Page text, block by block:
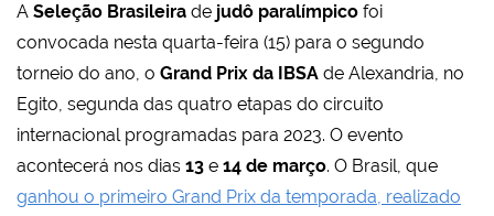
A Seleção Brasileira de judô paralímpico foi
convocada nesta quarta-feira (15) para o segundo
torneio do ano, o Grand Prix da IBSA de Alexandria, no
Egito, segunda das quatro etapas do circuito
internacional programadas para 2023. O evento
acontecerá nos dias 13 e 14 de março. O Brasil, que
ganhou o primeiro Grand Prix da temporada, realizado